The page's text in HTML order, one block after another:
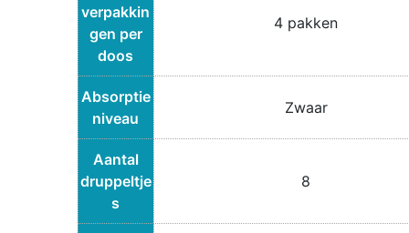
verpakkin
gen per
doos
4 pakken
Absorptie
niveau
Zwaar
Aantal
druppeltje
s
8